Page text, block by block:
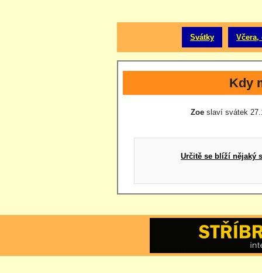
Svátky Včera,
Kdy
Zoeslaví svátek
Určitě se blíží nějaký